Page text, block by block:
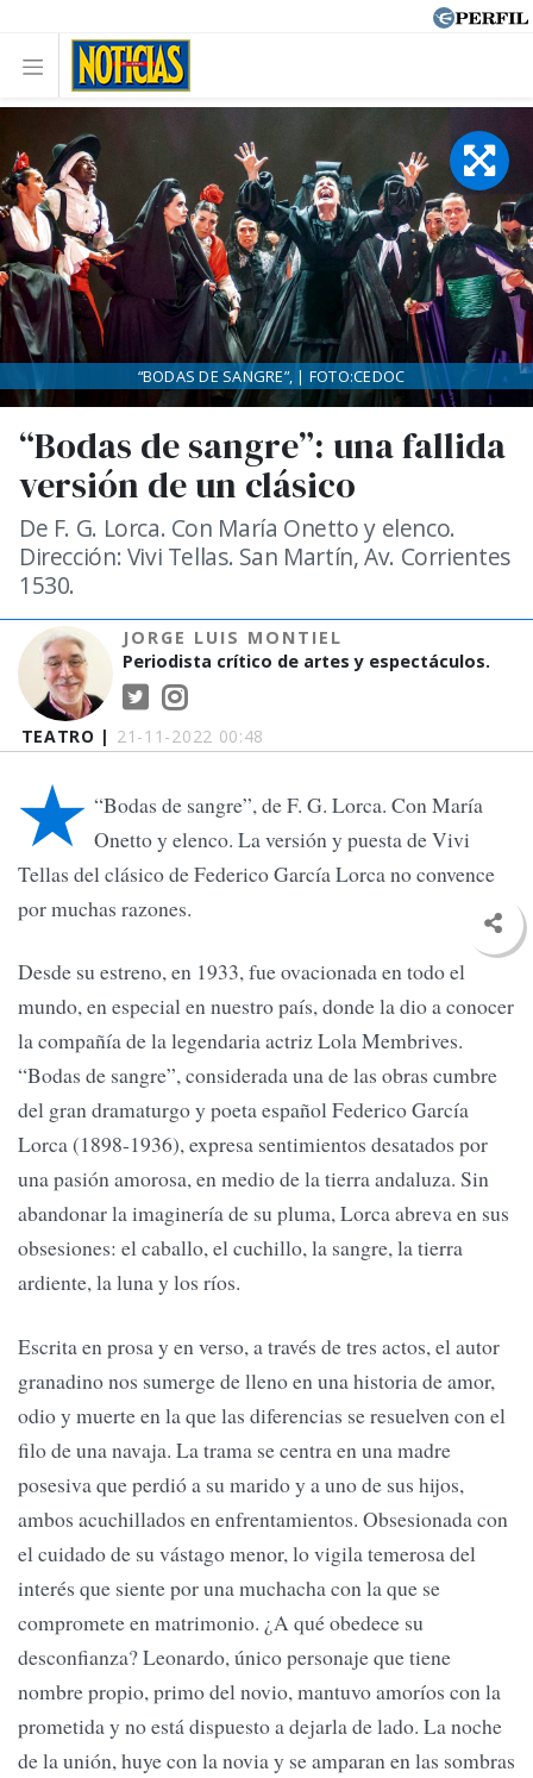
TEATRO | 21-11-2022 00:48
“Bodas de sangre”: una fallida
versión de un clásico
De F. G. Lorca. Con María Onetto y elenco.
Dirección: Vivi Tellas. San Martín, Av. Corrientes
1530.
JORGE LUIS MONTIEL
Periodista crítico de artes y espectáculos.
“BODAS DE SANGRE”, | FOTO:CEDOC
★ “Bodas de sangre”, de F. G. Lorca. Con María
Onetto y elenco. La versión y puesta de Vivi
Tellas del clásico de Federico García Lorca no convence
por muchas razones.
Desde su estreno, en 1933, fue ovacionada en todo el
mundo, en especial en nuestro país, donde la dio a conocer
la compañía de la legendaria actriz Lola Membrives.
“Bodas de sangre”, considerada una de las obras cumbre
del gran dramaturgo y poeta español Federico García
Lorca (1898-1936), expresa sentimientos desatados por
una pasión amorosa, en medio de la tierra andaluza. Sin
abandonar la imaginería de su pluma, Lorca abreva en sus
obsesiones: el caballo, el cuchillo, la sangre, la tierra
ardiente, la luna y los ríos.
Escrita en prosa y en verso, a través de tres actos, el autor
granadino nos sumerge de lleno en una historia de amor,
odio y muerte en la que las diferencias se resuelven con el
filo de una navaja. La trama se centra en una madre
posesiva que perdió a su marido y a uno de sus hijos,
ambos acuchillados en enfrentamientos. Obsesionada con
el cuidado de su vástago menor, lo vigila temerosa del
interés que siente por una muchacha con la que se
compromete en matrimonio. ¿A qué obedece su
desconfianza? Leonardo, único personaje que tiene
nombre propio, primo del novio, mantuvo amoríos con la
prometida y no está dispuesto a dejarla de lado. La noche
de la unión, huye con la novia y se amparan en las sombras